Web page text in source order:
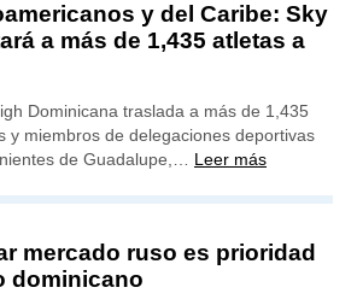
y del Caribe: Sky
a más de 1,435 atletas a
Dominicana traslada a más de 1,435
y miembros de delegaciones deportivas
de Guadalupe,… Leer más
mercado ruso es prioridad
dominicano